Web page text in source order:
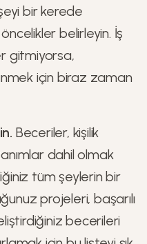
bir kerede
belirleyin. İş
gitmiyorsa,
için biraz zaman
Beceriler, kişilik
dahil olmak
tüm şeylerin bir
projeleri, başarılı
becerileri